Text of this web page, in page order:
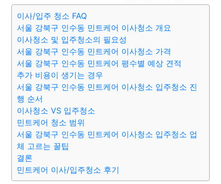
이사/입주 청소 FAQ
서울 강북구 인수동 민트케어 이사청소 개요
이사청소 및 입주청소의 필요성
서울 강북구 인수동 민트케어 이사청소 가격
서울 강북구 인수동 민트케어 평수별 예상 견적
추가 비용이 생기는 경우
서울 강북구 인수동 민트케어 이사청소 입주청소 진
행 순서
이사청소 VS 입주청소
민트케어 청소 범위
서울 강북구 인수동 민트케어 이사청소 입주청소 업
체 고르는 꿀팁
결론
민트케어 이사/입주청소 후기